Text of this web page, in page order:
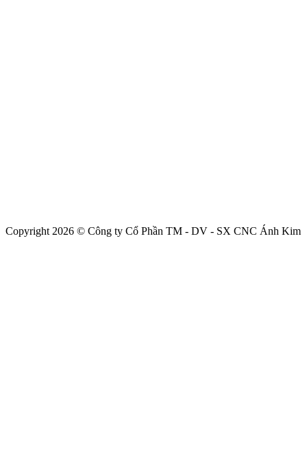
Copyright 2026 © Công ty Cổ Phần TM - DV - SX CNC Ánh Kim